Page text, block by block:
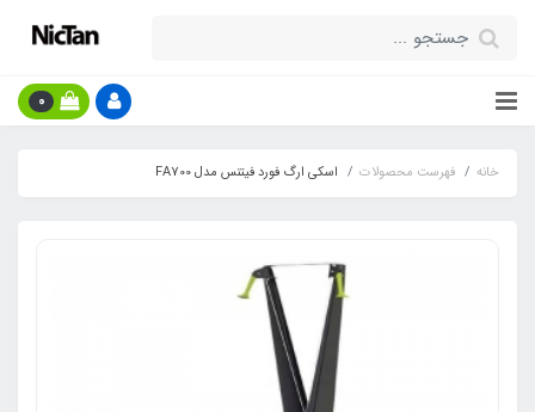
0
خانه فهرست محصولات اسکی ارگ فورد فیتنس مدل FA700